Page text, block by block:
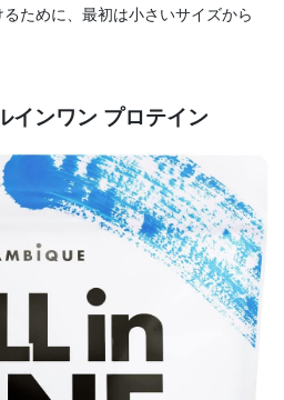
ために、最初は小さいサイズから
インワン プロテイン